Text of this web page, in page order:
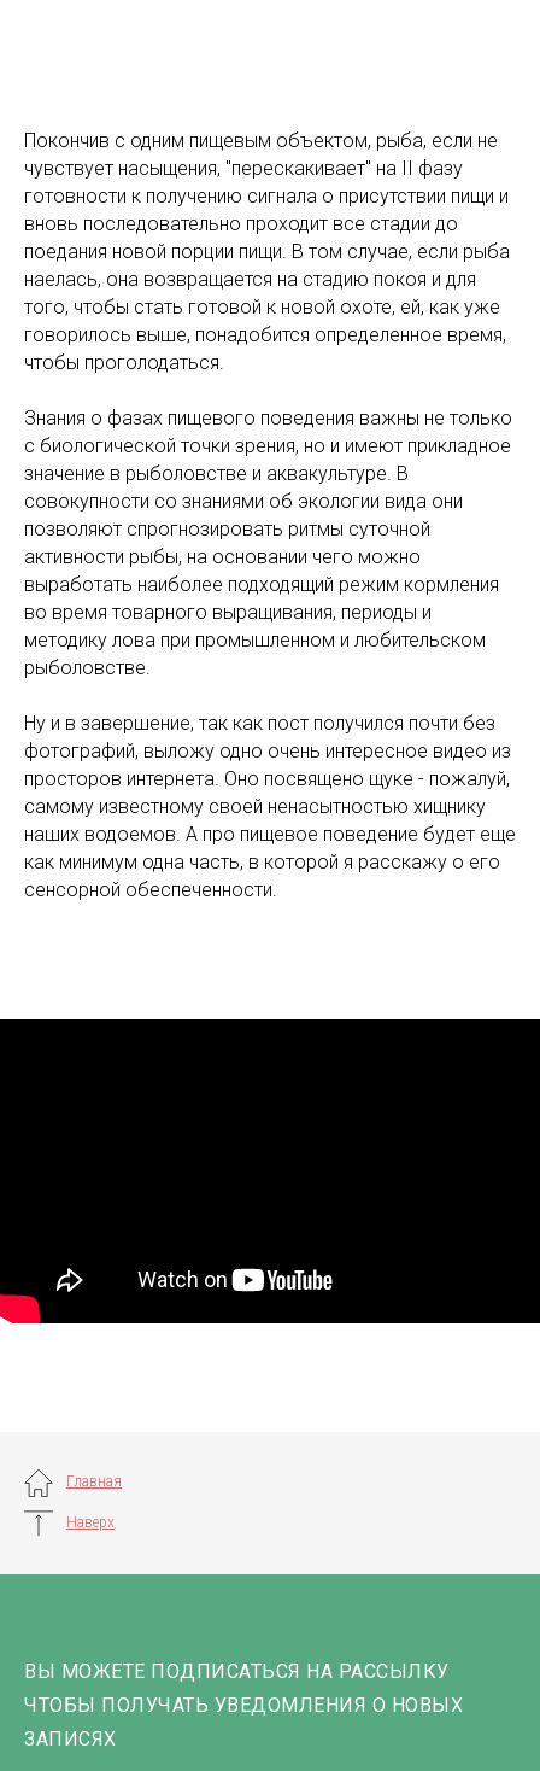
Покончив с одним пищевым объектом, рыба, если не
чувствует насыщения, "перескакивает" на II фазу
готовности к получению сигнала о присутствии пищи и
вновь последовательно проходит все стадии до
поедания новой порции пищи. В том случае, если рыба
наелась, она возвращается на стадию покоя и для
того, чтобы стать готовой к новой охоте, ей, как уже
говорилось выше, понадобится определенное время,
чтобы проголодаться.
Знания о фазах пищевого поведения важны не только
с биологической точки зрения, но и имеют прикладное
значение в рыболовстве и аквакультуре. В
совокупности со знаниями об экологии вида они
позволяют спрогнозировать ритмы суточной
активности рыбы, на основании чего можно
выработать наиболее подходящий режим кормления
во время товарного выращивания, периоды и
методику лова при промышленном и любительском
рыболовстве.
Ну и в завершение, так как пост получился почти без
фотографий, выложу одно очень интересное видео из
просторов интернета. Оно посвящено щуке - пожалуй,
самому известному своей ненасытностью хищнику
наших водоемов. А про пищевое поведение будет еще
как минимум одна часть, в которой я расскажу о его
сенсорной обеспеченности.
Главная
Наверх
ВЫ МОЖЕТЕ ПОДПИСАТЬСЯ НА РАССЫЛКУ
ЧТОБЫ ПОЛУЧАТЬ УВЕДОМЛЕНИЯ О НОВЫХ
ЗАПИСЯХ